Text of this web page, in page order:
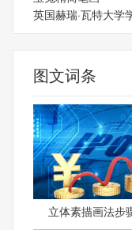
英国赫瑞·瓦特大学
图文词条
立体素描画法步